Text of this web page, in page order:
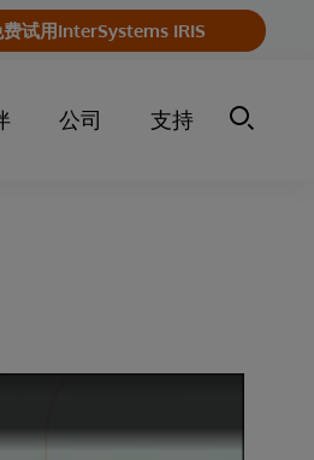
试用InterSystems IRIS
公司 支持